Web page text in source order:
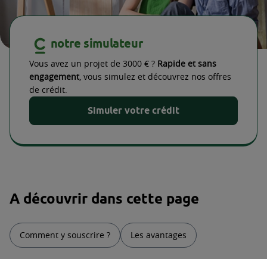
notre simulateur
Vous avez un projet de 3000 € ? Rapide et sans
engagement , vous simulez et découvrez nos offres
de crédit.
Simuler votre crédit
A découvrir dans cette page
Comment y souscrire ? Les avantages